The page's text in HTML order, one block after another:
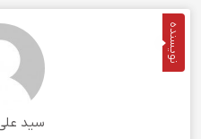
نویسنده
سید